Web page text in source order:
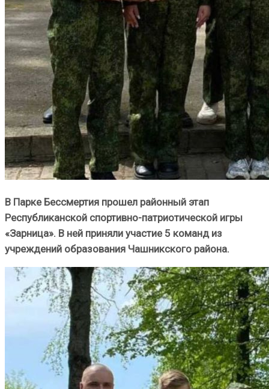
В Парке Бессмертия прошел районный этап
Республиканской спортивно-патриотической игры
«Зарница». В ней приняли участие 5 команд из
учреждений образования Чашникского района.